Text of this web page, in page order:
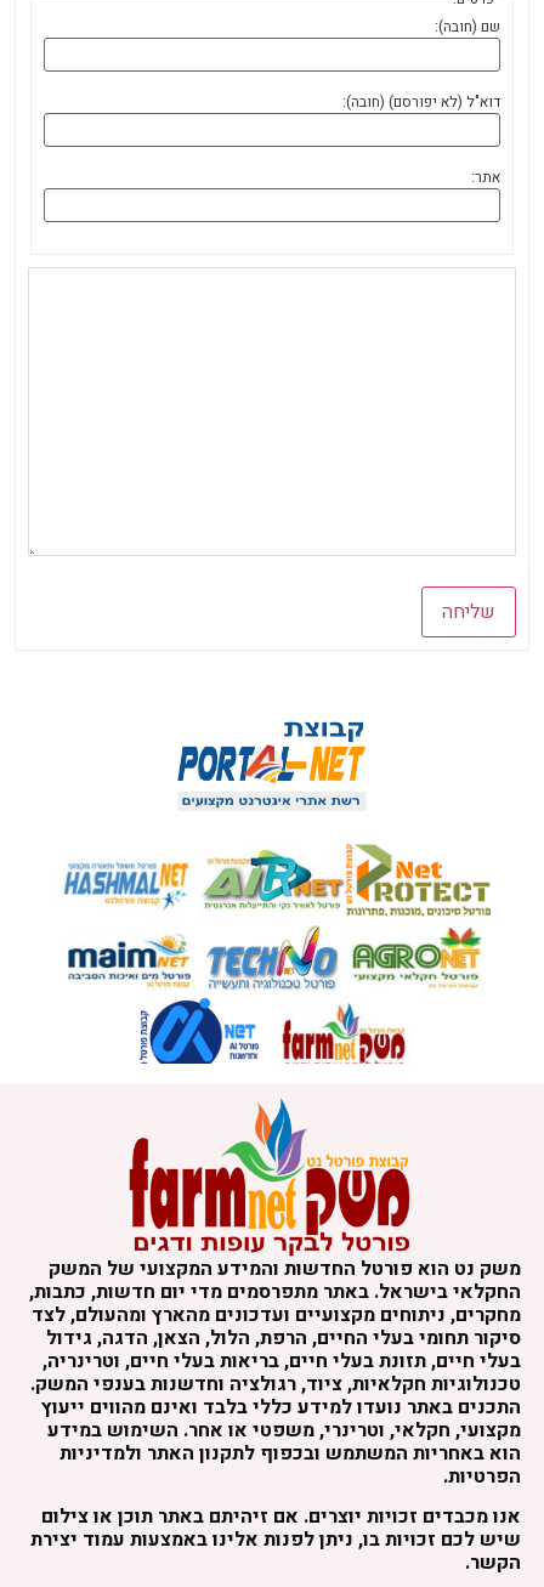
שם (חובה):
דוא"ל (לא יפורסם) (חובה):
אתר:
שליחה
משק נט הוא פורטל החדשות והמידע המקצועי של המשק
החקלאי בישראל. באתר מתפרסמים מדי יום חדשות, כתבות,
מחקרים, ניתוחים מקצועיים ועדכונים מהארץ ומהעולם, לצד
סיקור תחומי בעלי החיים, הרפת, הלול, הצאן, הדגה, גידול
בעלי חיים, תזונת בעלי חיים, בריאות בעלי חיים, וטרינריה,
טכנולוגיות חקלאיות, ציוד, רגולציה וחדשנות בענפי המשק.
התכנים באתר נועדו למידע כללי בלבד ואינם מהווים ייעוץ
מקצועי, חקלאי, וטרינרי, משפטי או אחר. השימוש במידע
הוא באחריות המשתמש ובכפוף לתקנון האתר ולמדיניות
הפרטיות.
אנו מכבדים זכויות יוצרים. אם זיהיתם באתר תוכן או צילום
שיש לכם זכויות בו, ניתן לפנות אלינו באמצעות עמוד יצירת
הקשר.